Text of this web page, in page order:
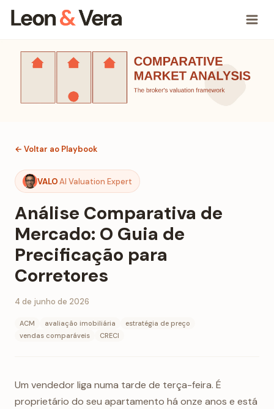
← Voltar ao Playbook
VALOAI Valuation Expert
Análise Comparativa de
Mercado: O Guia de
Precificação para
Corretores
4 de junho de 2026
ACM avaliação imobiliária
estratégia de preço
vendas comparáveis
CRECI
Um vendedor liga numa tarde de terça-feira. É
proprietário do seu apartamento há onze anos e está